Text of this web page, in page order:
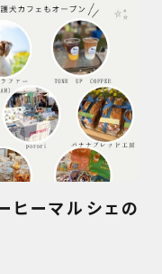
ーマルシェの